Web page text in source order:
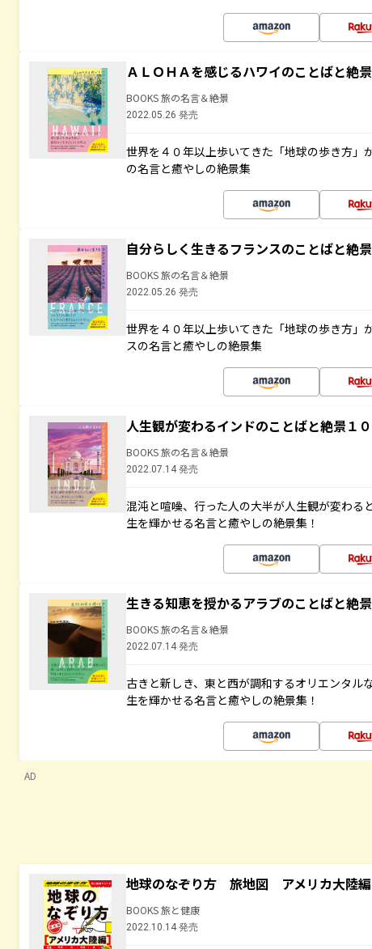
ＡＬＯＨＡを感じるハワイのことばと絶
BOOKS 旅の名言＆絶景
2022.05.26 発売
世界を４０年以上歩いてきた「地球の歩き方」
の名言と癒やしの絶景集
自分らしく生きるフランスのことばと絶
BOOKS 旅の名言＆絶景
2022.05.26 発売
世界を４０年以上歩いてきた「地球の歩き方」
スの名言と癒やしの絶景集
人生観が変わるインドのことばと絶景１
BOOKS 旅の名言＆絶景
2022.07.14 発売
混沌と喧噪、行った人の大半が人生観が変わる
生を輝かせる名言と癒やしの絶景集！
生きる知恵を授かるアラブのことばと絶
BOOKS 旅の名言＆絶景
2022.07.14 発売
古きと新しき、東と西が調和するオリエンタル
生を輝かせる名言と癒やしの絶景集！
AD
地球のなぞり方 旅地図 アメリカ大陸編
BOOKS 旅と健康
2022.10.14 発売